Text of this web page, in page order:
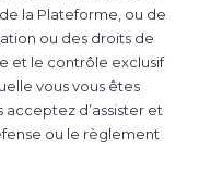
la Plateforme, ou de
ou des droits de
et le contrôle exclusif
vous vous êtes
d’assister et
ou le règlement